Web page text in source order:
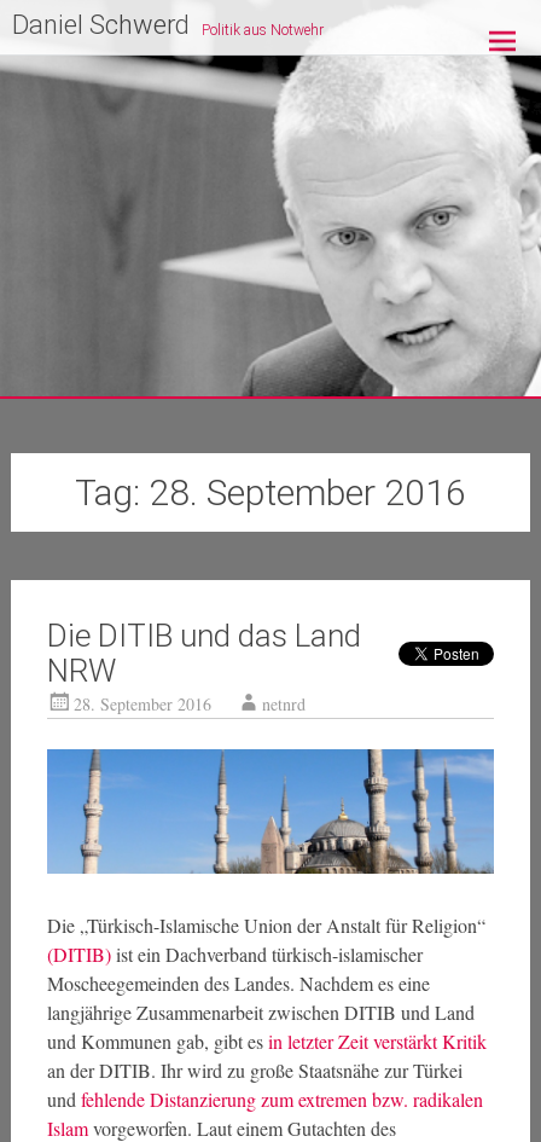
Zum
Inhalt
springen
Daniel Schwerd Politik aus Notwehr
Tag: 28. September 2016
Die DITIB und das Land
NRW
28. September 2016 netnrd
Die „Türkisch-Islamische Union der Anstalt für Religion“
(DITIB)ist ein Dachverband türkisch-islamischer
Moscheegemeinden des Landes. Nachdem es eine
langjährige Zusammenarbeit zwischen DITIB und Land
und Kommunen gab, gibt esin letzter Zeit verstärkt Kritik
an der DITIB. Ihr wird zu große Staatsnähe zur Türkei
und fehlende Distanzierung zum extremen bzw. radikalen
Islamvorgeworfen. Laut einem Gutachten des